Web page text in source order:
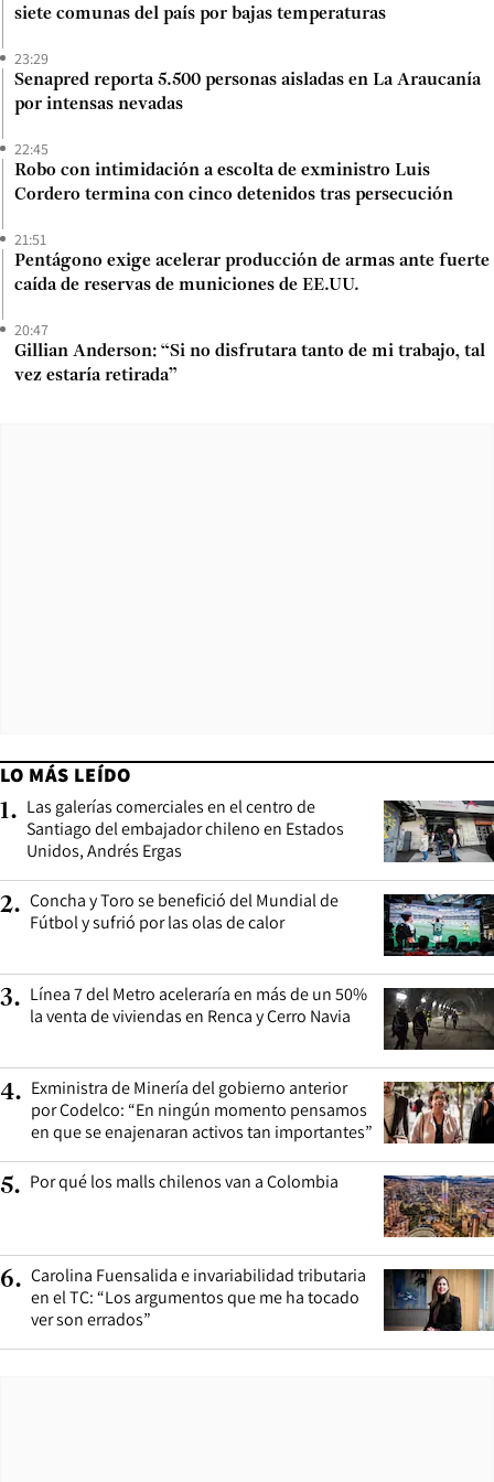
siete comunas del país por bajas temperaturas
23:29
Senapred reporta 5.500 personas aisladas en La Araucanía
por intensas nevadas
22:45
Robo con intimidación a escolta de exministro Luis
Cordero termina con cinco detenidos tras persecución
21:51
Pentágono exige acelerar producción de armas ante fuerte
caída de reservas de municiones de EE.UU.
20:47
Gillian Anderson: “Si no disfrutara tanto de mi trabajo, tal
vez estaría retirada”
LO MÁS LEÍDO
1. Las galerías comerciales en el centro de
Santiago del embajador chileno en Estados
Unidos, Andrés Ergas
2. Concha y Toro se benefició del Mundial de
Fútbol y sufrió por las olas de calor
3. Línea 7 del Metro aceleraría en más de un 50%
la venta de viviendas en Renca y Cerro Navia
4. Exministra de Minería del gobierno anterior
por Codelco: “En ningún momento pensamos
en que se enajenaran activos tan importantes”
5. Por qué los malls chilenos van a Colombia
6. Carolina Fuensalida e invariabilidad tributaria
en el TC: “Los argumentos que me ha tocado
ver son errados”